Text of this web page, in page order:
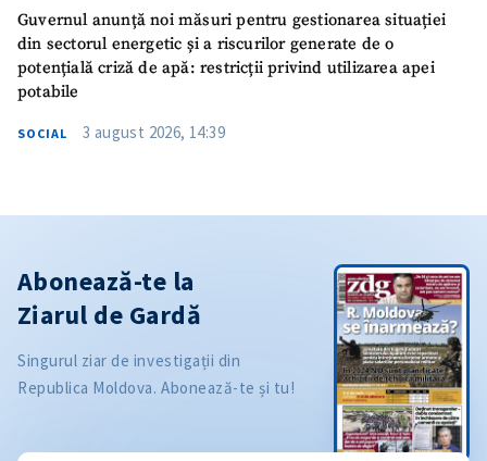
Guvernul anunță noi măsuri pentru gestionarea situației
din sectorul energetic și a riscurilor generate de o
potențială criză de apă: restricții privind utilizarea apei
potabile
SOCIAL 3 august 2026, 14:39
Abonează-te la
Ziarul de Gardă
Singurul ziar de investigații din
Republica Moldova. Abonează-te și tu!